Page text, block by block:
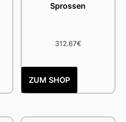
Sprossen
312.67€
ZUM SHOP